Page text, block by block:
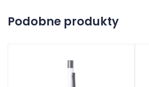
Podobne produkty